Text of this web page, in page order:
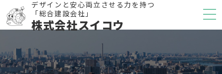
デザインと安心両立させる力を持つ
「総合建設会社」
株式会社スイコウ